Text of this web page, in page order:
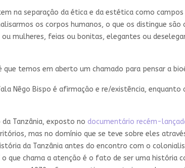
na separação da ética e da estética como
os corpos humanos, o que os distingue
ou mulheres, feias ou bonitas, elegantes ou
que temos em aberto um chamado para pensar a
Nêgo Bispo é afirmação e re/existência,
Tanzânia, exposto no documentário recém-
mas no domínio que se teve sobre eles
da Tanzânia antes do encontro com o
que chama a atenção é o fato de ser uma história